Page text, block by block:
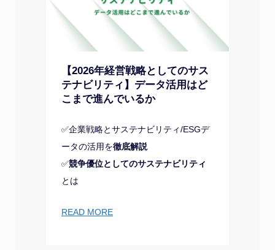
【2026年経営戦略としてのサス
テナビリティ】データ活用はど
こまで進んでいるか
✅企業戦略とサステナビリティ/ESGデ
ータの活用を徹底解説
✅競争優位としてのサステナビリティ
とは
READ MORE